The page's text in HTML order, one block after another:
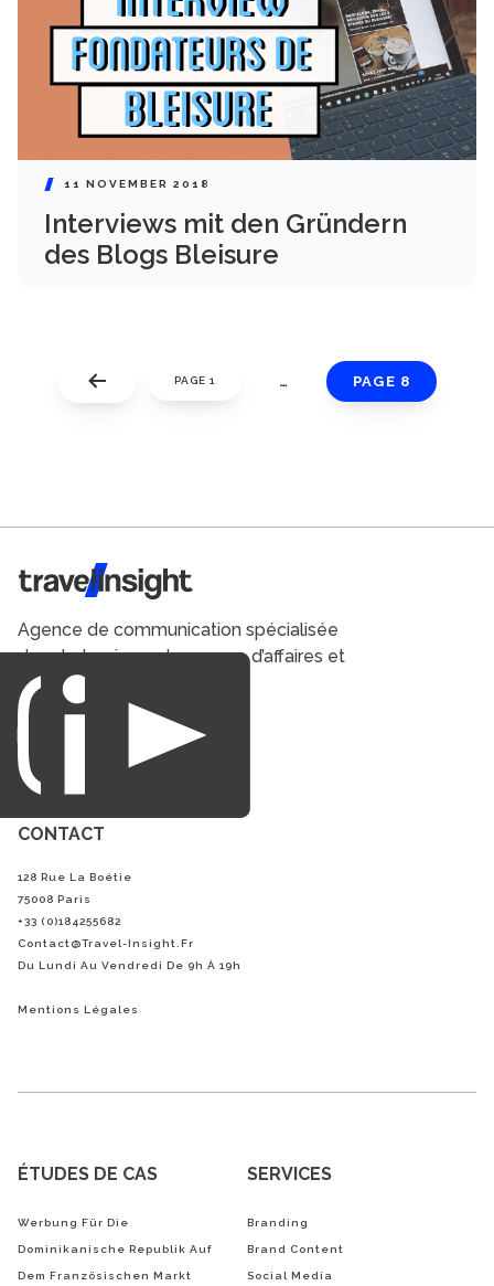
11 NOVEMBER 2018
Interviews mit den Gründern
des Blogs Bleisure
PAGE 1 … PAGE 8
Travel Insight
Agence de communication spécialisée
dans le tourisme du voyage d’affaires et
du loisirs.
CONTACT
128 Rue La Boétie
75008 Paris
+33 (0)184255682
Contact@Travel-Insight.fr
Du Lundi Au Vendredi De 9h À 19h
Mentions Légales
ÉTUDES DE CAS
Werbung Für Die
Dominikanische Republik Auf
Dem Französischen Markt
SERVICES
Branding
Brand Content
Social Media